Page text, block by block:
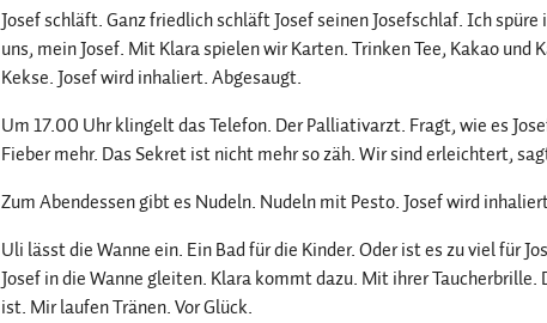
Josef schläft. Ganz friedlich schläft Josef seinen Josefschlaf. Ich
uns, mein Josef. Mit Klara spielen wir Karten. Trinken Tee, Kakao
Kekse. Josef wird inhaliert. Abgesaugt.
Um 17.00 Uhr klingelt das Telefon. Der Palliativarzt. Fragt, wie es
Fieber mehr. Das Sekret ist nicht mehr so zäh. Wir sind erleichtert,
Zum Abendessen gibt es Nudeln. Nudeln mit Pesto. Josef wird
Uli lässt die Wanne ein. Ein Bad für die Kinder. Oder ist es zu viel für
Josef in die Wanne gleiten. Klara kommt dazu. Mit ihrer Taucherbrille.
ist. Mir laufen Tränen. Vor Glück.